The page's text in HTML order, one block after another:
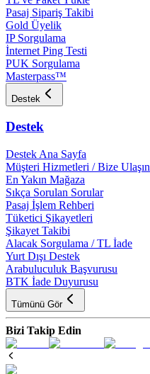
Pasaj Sipariş Takibi
Gold Üyelik
IP Sorgulama
İnternet Ping Testi
PUK Sorgulama
Masterpass™
Destek
Destek
Destek Ana Sayfa
Müşteri Hizmetleri / Bize Ulaşın
En Yakın Mağaza
Sıkça Sorulan Sorular
Pasaj İşlem Rehberi
Tüketici Şikayetleri
Şikayet Takibi
Alacak Sorgulama / TL İade
Yurt Dışı Destek
Arabuluculuk Başvurusu
BTK İade Duyurusu
Tümünü Gör
Bizi Takip Edin